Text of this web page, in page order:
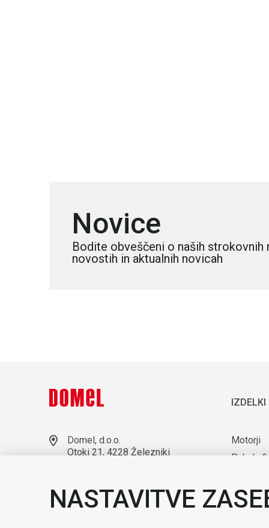
Novice
Bodite obveščeni o naših strokovnih
novostih in aktualnih novicah
Domel, d.o.o.
Otoki 21, 4228 Železniki
sales@domel.com
Lokacije skladišč
IZDELKI
Motorji
Puhala
NASTAVITVE